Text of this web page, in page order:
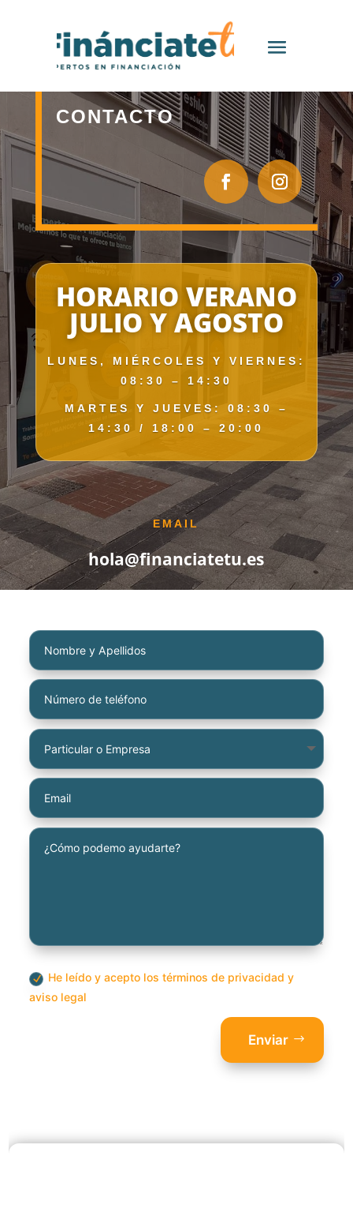
CONTACTO
HORARIO VERANO
JULIO Y AGOSTO
LUNES, MIÉRCOLES Y VIERNES:
08:30 – 14:30
MARTES Y JUEVES:
08:30 –
14:30 / 18:00 – 20:00
EMAIL
hola@financiatetu.es
He leído y acepto los términos de privacidad y
aviso legal
Enviar